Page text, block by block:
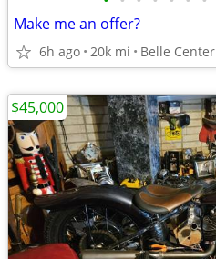
Make me an offer?
6h ago 20k mi Belle Center
$45,000